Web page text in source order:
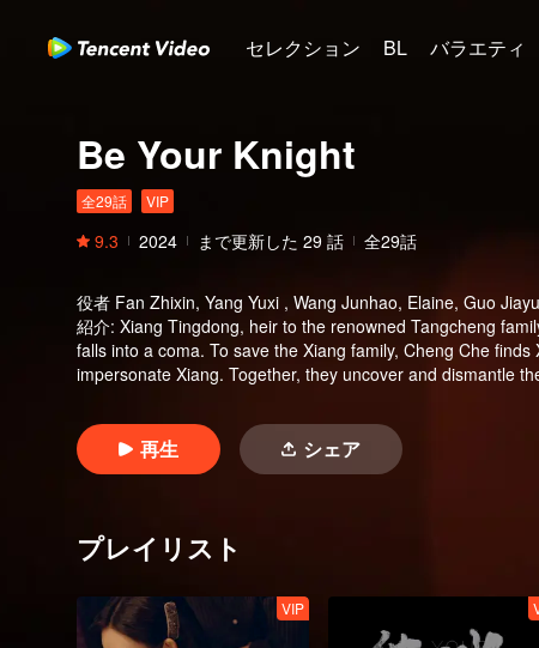
セレクション BL バラエティ
Be Your Knight
全29話 VIP
9.3 2024 まで更新した 29 話 全29話
役者 Fan Zhixin, Yang Yuxi , Wang Junhao, Elaine, Guo
紹介: Xiang Tingdong, heir to the renowned Tangcheng
falls into a coma. To save the Xiang family, Cheng Che
impersonate Xiang. Together, they uncover and dismantle
再生 シェア
プレイリスト
VIP